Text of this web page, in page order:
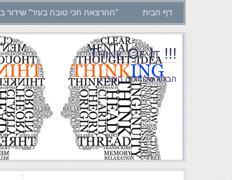
דף הבית "ההרצאה הכי טובה בעיר" שידור
!!! Think Of It
הבלוג של דליה הוכברג